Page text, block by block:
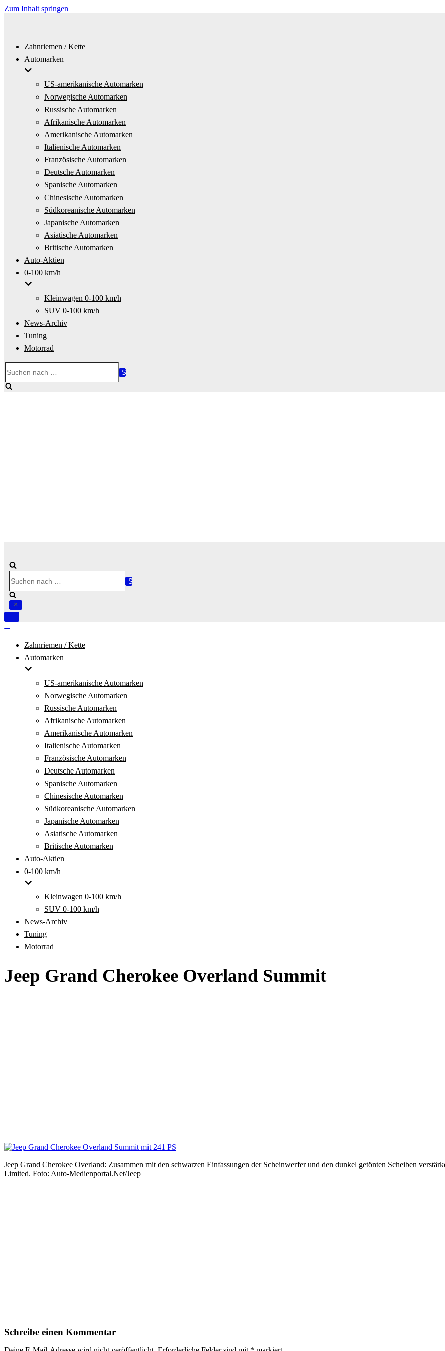
Zum Inhalt springen
Zahnriemen / Kette
Automarken
US-amerikanische Automarken
Norwegische Automarken
Russische Automarken
Afrikanische Automarken
Amerikanische Automarken
Italienische Automarken
Französische Automarken
Deutsche Automarken
Spanische Automarken
Chinesische Automarken
Südkoreanische Automarken
Japanische Automarken
Asiatische Automarken
Britische Automarken
Auto-Aktien
0-100 km/h
Kleinwagen 0-100 km/h
SUV 0-100 km/h
News-Archiv
Tuning
Motorrad
nach …
nach …
Navigation
Zahnriemen / Kette
Automarken
US-amerikanische Automarken
Norwegische Automarken
Russische Automarken
Afrikanische Automarken
Amerikanische Automarken
Italienische Automarken
Französische Automarken
Deutsche Automarken
Spanische Automarken
Chinesische Automarken
Südkoreanische Automarken
Japanische Automarken
Asiatische Automarken
Britische Automarken
Auto-Aktien
0-100 km/h
Kleinwagen 0-100 km/h
SUV 0-100 km/h
News-Archiv
Tuning
Motorrad
Jeep Grand Cherokee Overland Summit
Jeep Grand Cherokee Overland: Zusammen mit den schwarzen Einfassungen der Scheinwerfer und den dunkel getönten Scheiben
Limited. Foto: Auto-Medienportal.Net/Jeep
Schreibe einen Kommentar